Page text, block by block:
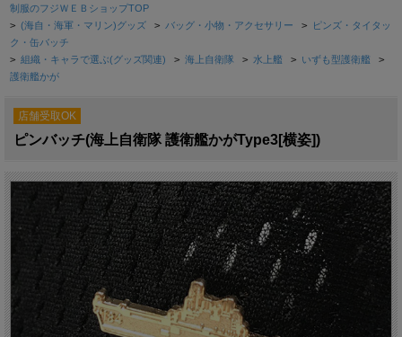
制服のフジＷＥＢショップTOP
> (海自・海軍・マリン)グッズ > バッグ・小物・アクセサリー >
ピンズ・タイタッ
ク・缶バッチ
> 組織・キャラで選ぶ(グッズ関連) > 海上自衛隊 > 水上艦 > いずも型護衛艦 >
護衛艦かが
店舗受取OK
ピンバッチ(海上自衛隊 護衛艦かがType3[横姿])